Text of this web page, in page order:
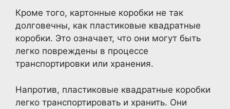
Кроме того, картонные коробки не так
долговечны, как пластиковые квадратные
коробки. Это означает, что они могут быть
легко повреждены в процессе
транспортировки или хранения.
Напротив, пластиковые квадратные коробки
легко транспортировать и хранить. Они